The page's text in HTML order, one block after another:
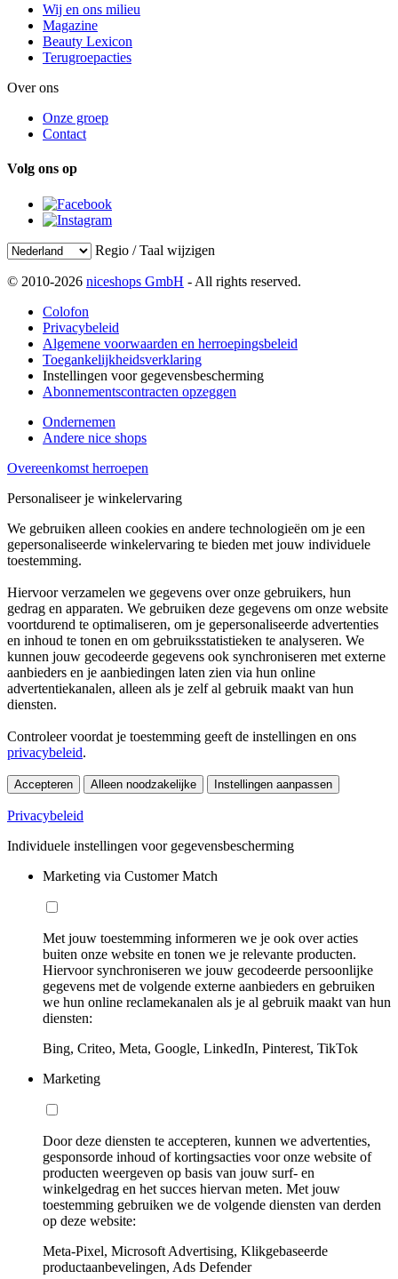
Wij en ons milieu
Magazine
Beauty Lexicon
Terugroepacties
Over ons
Onze groep
Contact
Volg ons op
Regio / Taal wijzigen
© 2010-2026 niceshops GmbH - All rights reserved.
Colofon
Privacybeleid
Algemene voorwaarden en herroepingsbeleid
Toegankelijkheidsverklaring
Instellingen voor gegevensbescherming
Abonnementscontracten opzeggen
Ondernemen
Andere nice shops
Overeenkomst herroepen
Personaliseer je winkelervaring
We gebruiken alleen cookies en andere technologieën om je een
gepersonaliseerde winkelervaring te bieden met jouw individuele
toestemming.
Hiervoor verzamelen we gegevens over onze gebruikers, hun
gedrag en apparaten. We gebruiken deze gegevens om onze website
voortdurend te optimaliseren, om je gepersonaliseerde advertenties
en inhoud te tonen en om gebruiksstatistieken te analyseren. We
kunnen jouw gecodeerde gegevens ook synchroniseren met externe
aanbieders en je aanbiedingen laten zien via hun online
advertentiekanalen, alleen als je zelf al gebruik maakt van hun
diensten.
Controleer voordat je toestemming geeft de instellingen en ons
privacybeleid.
Accepteren Alleen noodzakelijke Instellingen aanpassen
Privacybeleid
Individuele instellingen voor gegevensbescherming
Marketing via Customer Match
Met jouw toestemming informeren we je ook over acties
buiten onze website en tonen we je relevante producten.
Hiervoor synchroniseren we jouw gecodeerde persoonlijke
gegevens met de volgende externe aanbieders en gebruiken
we hun online reclamekanalen als je al gebruik maakt van hun
diensten:
Bing, Criteo, Meta, Google, LinkedIn, Pinterest, TikTok
Marketing
Door deze diensten te accepteren, kunnen we advertenties,
gesponsorde inhoud of kortingsacties voor onze website of
producten weergeven op basis van jouw surf- en
winkelgedrag en het succes hiervan meten. Met jouw
toestemming gebruiken we de volgende diensten van derden
op deze website:
Meta-Pixel, Microsoft Advertising, Klikgebaseerde
productaanbevelingen, Ads Defender